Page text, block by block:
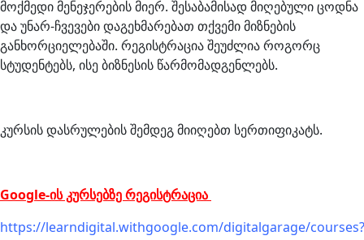
მოქმედი მენეჯერების მიერ. შესაბამისად მიღებული ცოდნა
და უნარ-ჩვევები დაგეხმარებათ თქვემი მიზნების
განხორციელებაში. რეგისტრაცია შეუძლია როგორც
სტუდენტებს, ისე ბიზნესის წარმომადგენლებს.
კურსის დასრულების შემდეგ მიიღებთ სერთიფიკატს.
Google-ის კურსებზე რეგისტრაცია
https://learndigital.withgoogle.com/digitalgarage/courses?